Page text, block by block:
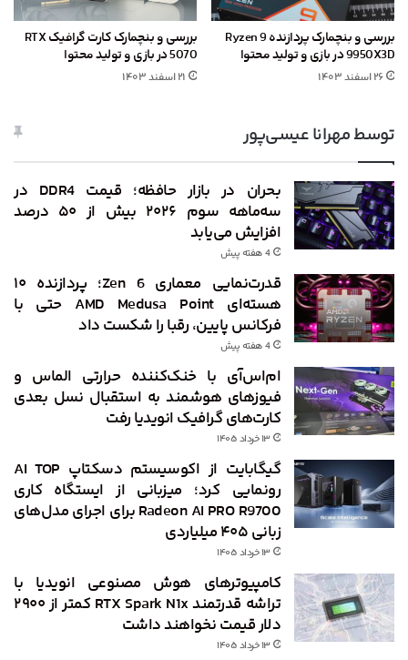
بررسی و بنچمارک پردازنده Ryzen 9
9950X3D در بازی و تولید محتوا
۲۶ اسفند ۱۴۰۳
بررسی و بنچمارک کارت گرافیک RTX
5070 در بازی و تولید محتوا
۲۱ اسفند ۱۴۰۳
توسط مهرانا عیسی‌پور
بحران در بازار حافظه؛ قیمت DDR4 در
سه‌ماهه سوم ۲۰۲۶ بیش از ۵۰ درصد
افزایش می‌یابد
4 هفته پیش
قدرت‌نمایی معماری Zen 6؛ پردازنده ۱۰
هسته‌ای AMD Medusa Point حتی با
فرکانس پایین، رقبا را شکست داد
4 هفته پیش
ام‌اس‌آی با خنک‌کننده حرارتی الماس و
فیوزهای هوشمند به استقبال نسل بعدی
کارت‌های گرافیک انویدیا رفت
۱۳ خرداد ۱۴۰۵
گیگابایت از اکوسیستم دسکتاپ AI TOP
رونمایی کرد؛ میزبانی از ایستگاه کاری
Radeon AI PRO R9700 برای اجرای مدل‌های
زبانی ۴۰۵ میلیاردی
۱۳ خرداد ۱۴۰۵
کامپیوترهای هوش مصنوعی انویدیا با
تراشه قدرتمند RTX Spark N1x کمتر از ۲۹۰۰
دلار قیمت نخواهند داشت
۱۳ خرداد ۱۴۰۵